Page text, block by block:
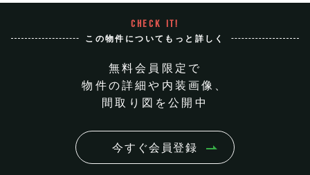
CHECK IT!
この物件についてもっと詳しく
無料会員限定で
物件の詳細や内装画像、
間取り図を公開中
今すぐ会員登録